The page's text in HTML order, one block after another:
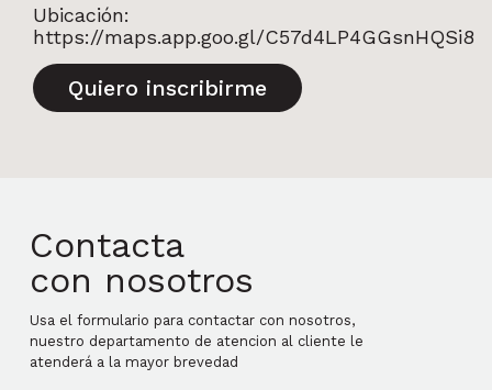
Ubicación:
https://maps.app.goo.gl/C57d4LP4GGsnHQSi8
Quiero inscribirme
Contacta
con nosotros
Usa el formulario para contactar con nosotros,
nuestro departamento de atencion al cliente le
atenderá a la mayor brevedad